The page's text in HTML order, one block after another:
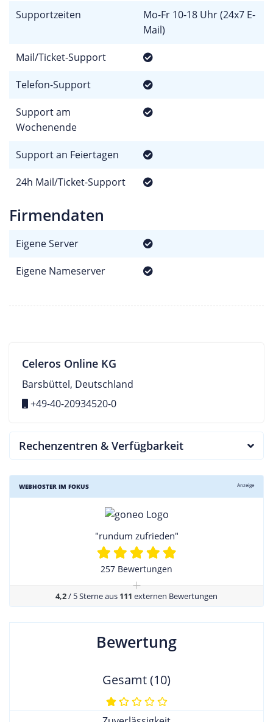
Supportzeiten
Mo-Fr 10-18 Uhr (24x7 E-
Mail)
Mail/Ticket-Support
Telefon-Support
Support am
Wochenende
Support an Feiertagen
24h Mail/Ticket-Support
Firmendaten
Eigene Server
Eigene Nameserver
Celeros Online KG
Barsbüttel, Deutschland
+49-40-20934520-0
Rechenzentren & Verfügbarkeit
WEBHOSTER IM FOKUS Anzeige
"rundum zufrieden"
257 Bewertungen
+
4,2/ 5 Sterne aus 111 externen Bewertungen
Bewertung
Gesamt (10)